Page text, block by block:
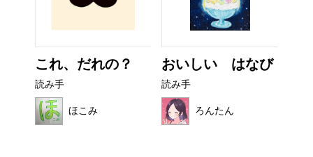
これ、だれの？
読み手
ほこみ
おいしい はなび
読み手
ろんたん